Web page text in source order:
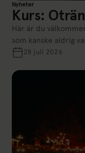
Nyheter
Kurs:
Här är du
som kanske aldrig
28 juli 2026